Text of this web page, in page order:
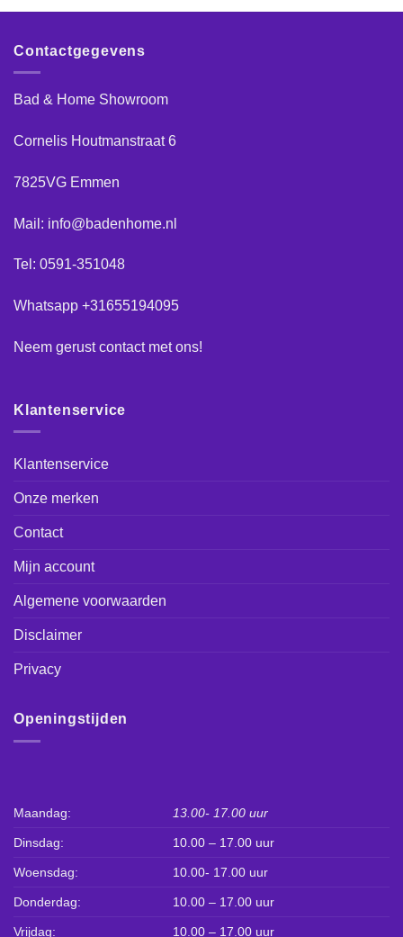
Contactgegevens
Bad & Home Showroom
Cornelis Houtmanstraat 6
7825VG Emmen
Mail: info@badenhome.nl
Tel: 0591-351048
Whatsapp +31655194095
Neem gerustcontactmet ons!
Klantenservice
Klantenservice
Onze merken
Contact
Mijn account
Algemene voorwaarden
Disclaimer
Privacy
Openingstijden
Maandag: 13.00- 17.00 uur
Dinsdag: 10.00 – 17.00 uur
Woensdag: 10.00- 17.00 uur
Donderdag: 10.00 – 17.00 uur
Vrijdag: 10.00 – 17.00 uur